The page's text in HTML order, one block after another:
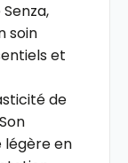
soin
et
de
légère en